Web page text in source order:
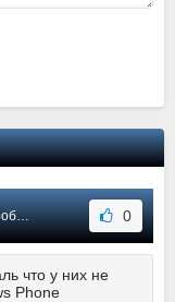
#5 0
что у них не
Phone